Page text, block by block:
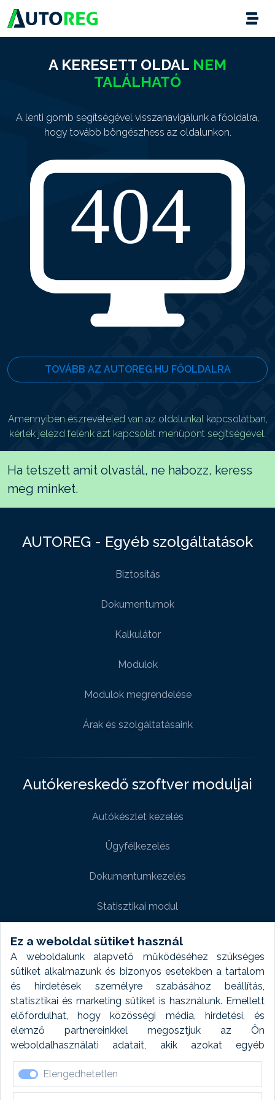
Ez a weboldal sütiket használ
A weboldalunk alapvető működéséhez szükséges
sütiket alkalmazunk és bizonyos esetekben a tartalom
és hirdetések személyre szabásához beállítás,
statisztikai és marketing sütiket is használunk. Emellett
előfordulhat, hogy közösségi média, hirdetési, és
elemző partnereinkkel megosztjuk az Ön
weboldalhasználati adatait, akik azokat egyéb
forrásokból gyűjtött adatokkal kombinálhatják. A sütik
elfogadásával kapcsolatosan naplózást végzünk és
ezen adatokat 6 hónap után automatikusan töröljük. A
Elengedhetetlen
A KERESETT OLDAL NEM
TALÁLHATÓ
A lenti gomb segítségével visszanavigálunk a főoldalra,
hogy tovább böngészhess az oldalunkon.
TOVÁBB AZ AUTOREG.HU FŐOLDALRA
Amennyiben észrevételed van az oldalunkal kapcsolatban,
kérlek jelezd felénk azt kapcsolat menüpont segítségével.
Ha tetszett amit olvastál, ne habozz, keress
meg minket.
AUTOREG - Egyéb szolgáltatások
Biztositás
Dokumentumok
Kalkulátor
Modulok
Modulok megrendelése
Árak és szolgáltatásaink
Autókereskedő szoftver moduljai
Autókészlet kezelés
Ügyfélkezelés
Dokumentumkezelés
Statisztikai modul
Weboldal modul
Fényképtár extra modul
Autómosó modul
Feladatütemezés